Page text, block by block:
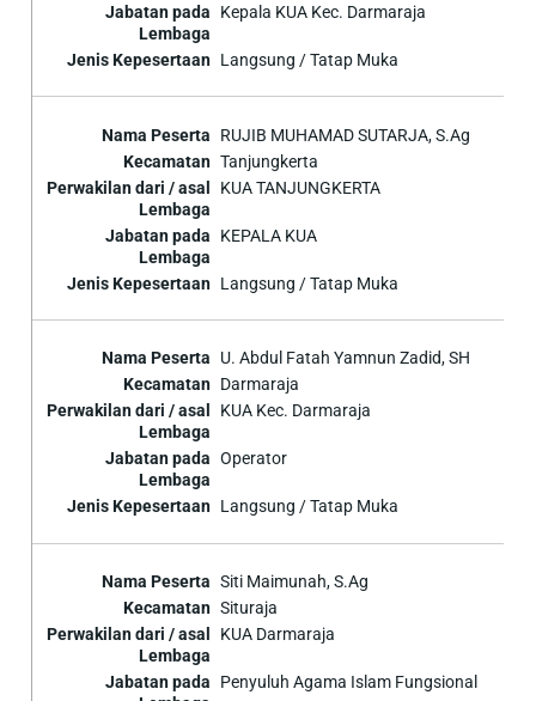
Kepala KUA Kec. Darmaraja
Langsung / Tatap Muka
RUJIB MUHAMAD SUTARJA, S.Ag
Tanjungkerta
KUA TANJUNGKERTA
KEPALA KUA
Langsung / Tatap Muka
U. Abdul Fatah Yamnun Zadid, SH
Darmaraja
KUA Kec. Darmaraja
Operator
Langsung / Tatap Muka
Siti Maimunah, S.Ag
Situraja
KUA Darmaraja
Penyuluh Agama Islam Fungsional